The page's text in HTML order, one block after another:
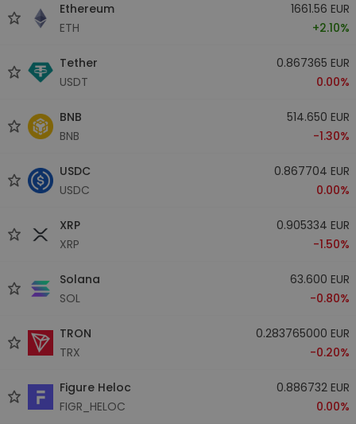
Ethereum
ETH
1661.56 EUR
+2.10%
Tether
USDT
0.867365 EUR
0.00%
BNB
BNB
514.650 EUR
-1.30%
USDC
USDC
0.867704 EUR
0.00%
XRP
XRP
0.905334 EUR
-1.50%
Solana
SOL
63.600 EUR
-0.80%
TRON
TRX
0.283765000 EUR
-0.20%
Figure Heloc
FIGR_HELOC
0.886732 EUR
0.00%